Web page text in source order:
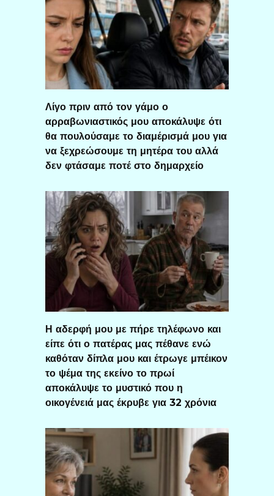
Λίγο πριν από τον γάμο ο
αρραβωνιαστικός μου αποκάλυψε ότι
θα πουλούσαμε το διαμέρισμά μου για
να ξεχρεώσουμε τη μητέρα του αλλά
δεν φτάσαμε ποτέ στο δημαρχείο
Η αδερφή μου με πήρε τηλέφωνο και
είπε ότι ο πατέρας μας πέθανε ενώ
καθόταν δίπλα μου και έτρωγε μπέικον
το ψέμα της εκείνο το πρωί
αποκάλυψε το μυστικό που η
οικογένειά μας έκρυβε για 32 χρόνια